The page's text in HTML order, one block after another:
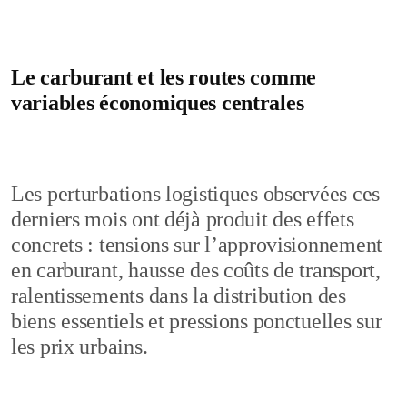
Le carburant et les routes comme
variables économiques centrales
Les perturbations logistiques observées ces
derniers mois ont déjà produit des effets
concrets : tensions sur l’approvisionnement
en carburant, hausse des coûts de transport,
ralentissements dans la distribution des
biens essentiels et pressions ponctuelles sur
les prix urbains.